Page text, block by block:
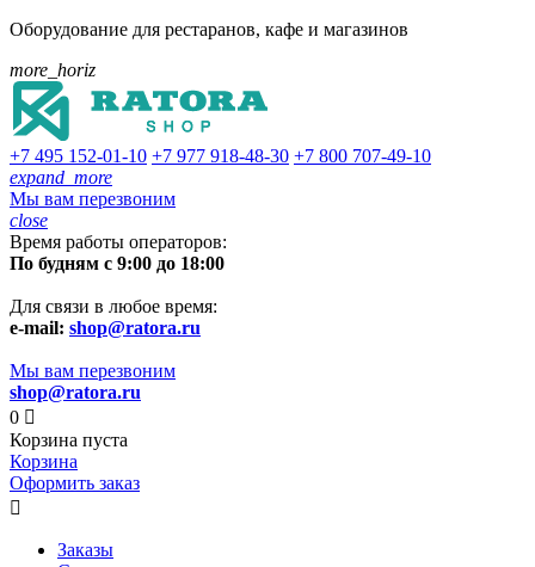
Оборудование для рестаранов, кафе и магазинов
more_horiz
+7 495 152-01-10 +7 977 918-48-30 +7 800 707-49-10
expand_more
Мы вам перезвоним
close
Время работы операторов:
По будням с 9:00 до 18:00
Для связи в любое время:
e-mail: shop@ratora.ru
Мы вам перезвоним
shop@ratora.ru
0 
Корзина пуста
Корзина
Оформить заказ

Заказы